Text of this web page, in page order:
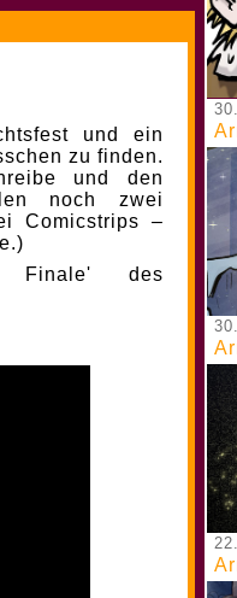
und ein
zu finden.
und den
noch zwei
Comicstrips –
des